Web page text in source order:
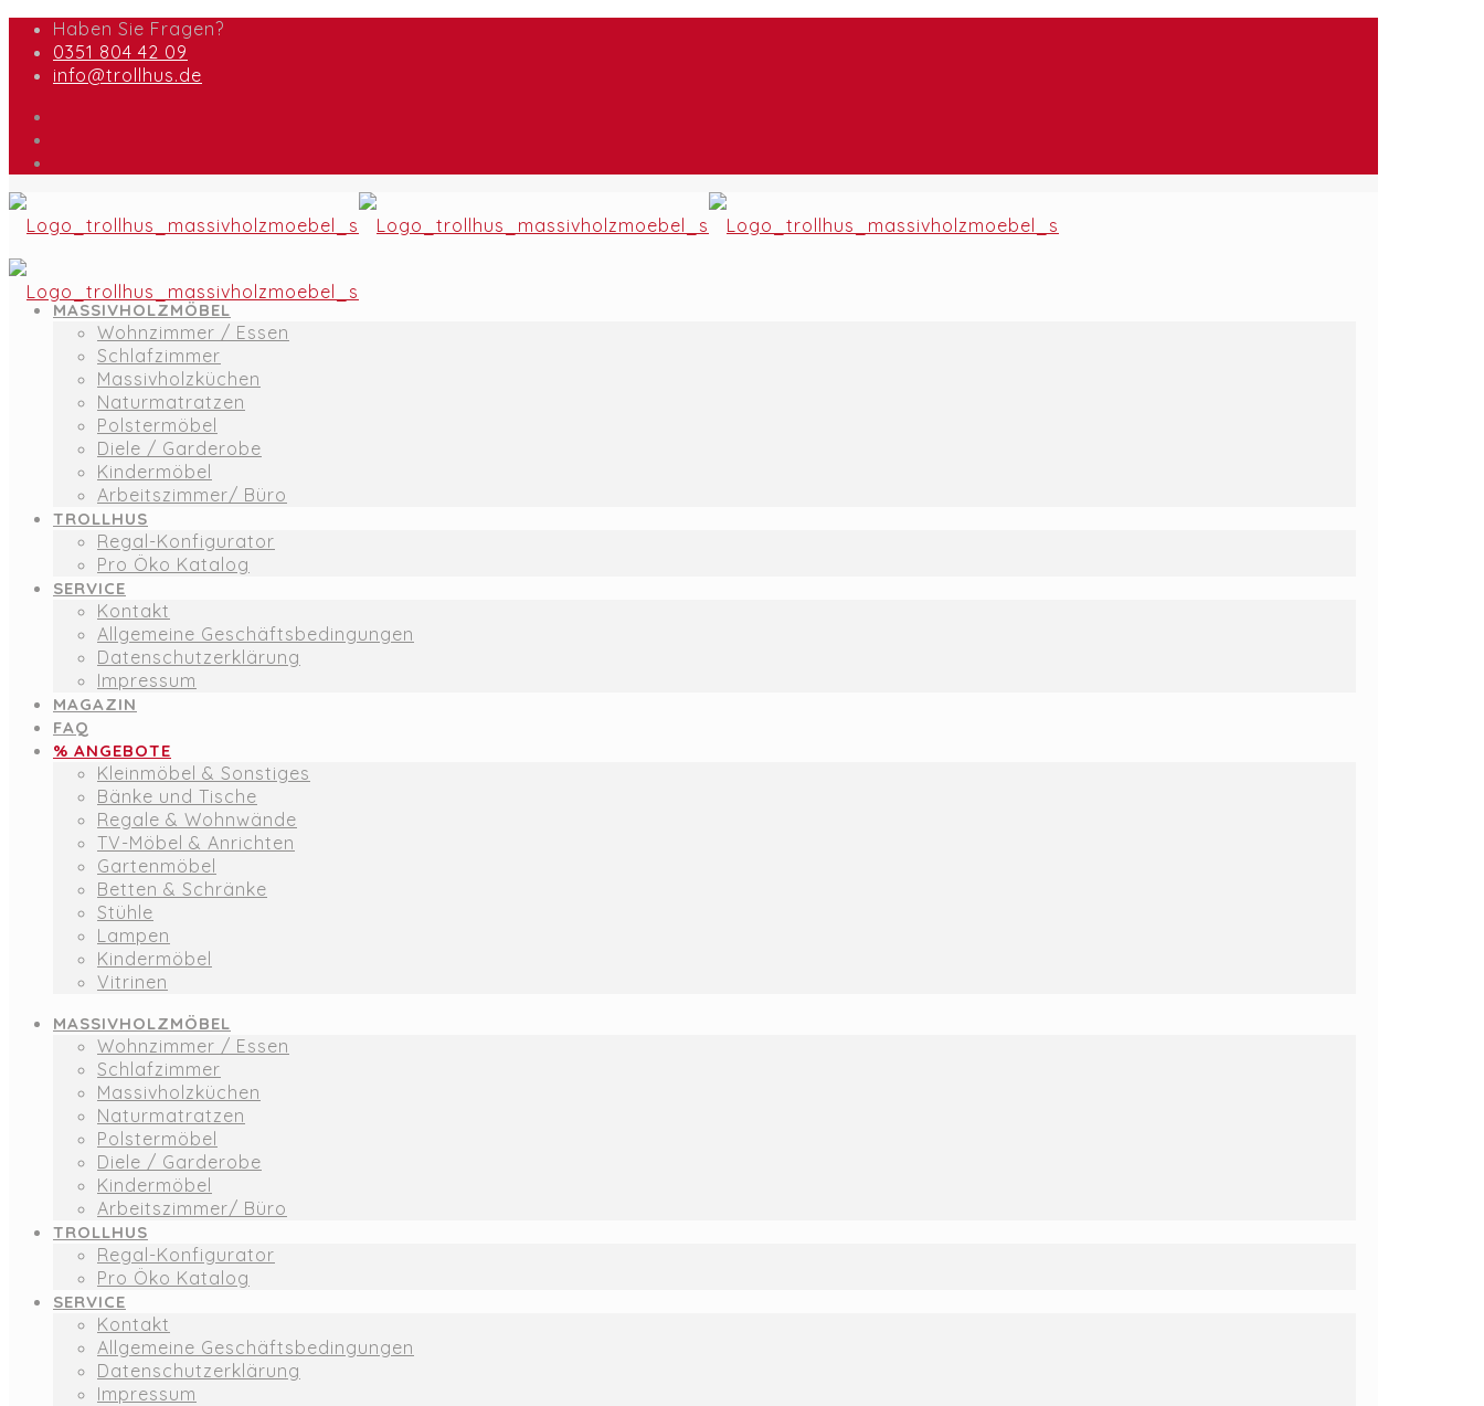
Haben Sie Fragen?
0351 804 42 09
info@trollhus.de
MASSIVHOLZMÖBEL
Wohnzimmer / Essen
Schlafzimmer
Massivholzküchen
Naturmatratzen
Polstermöbel
Diele / Garderobe
Kindermöbel
Arbeitszimmer/ Büro
TROLLHUS
Regal-Konfigurator
Pro Öko Katalog
SERVICE
Kontakt
Allgemeine Geschäftsbedingungen
Datenschutzerklärung
Impressum
MAGAZIN
FAQ
% ANGEBOTE
Kleinmöbel & Sonstiges
Bänke und Tische
Regale & Wohnwände
TV-Möbel & Anrichten
Gartenmöbel
Betten & Schränke
Stühle
Lampen
Kindermöbel
Vitrinen
MASSIVHOLZMÖBEL
Wohnzimmer / Essen
Schlafzimmer
Massivholzküchen
Naturmatratzen
Polstermöbel
Diele / Garderobe
Kindermöbel
Arbeitszimmer/ Büro
TROLLHUS
Regal-Konfigurator
Pro Öko Katalog
SERVICE
Kontakt
Allgemeine Geschäftsbedingungen
Datenschutzerklärung
Impressum